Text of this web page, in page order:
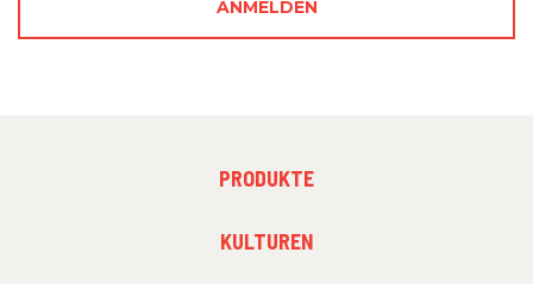
ANMELDEN
PRODUKTE
KULTUREN